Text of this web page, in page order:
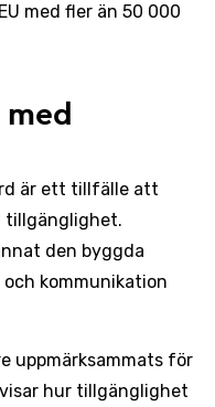
med fler än 50 000
är ett tillfälle att
tillgänglighet.
den byggda
kommunikation
uppmärksammats för
hur tillgänglighet